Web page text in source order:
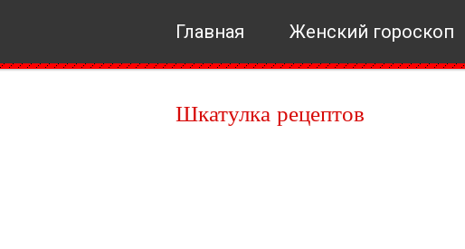
Главная Женский гороскоп
Шкатулка рецептов